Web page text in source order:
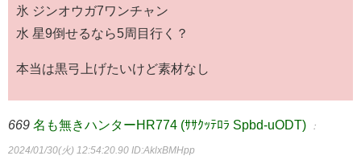
氷 ジンオウガ7ワンチャン
水 星9倒せるなら5周目行く？
本当は黒弓上げたいけど素材なし
669 名も無きハンターHR774 (ｻｻｸｯﾃﾛﾗ Spbd-uODT) ：
2024/01/30(火) 12:54:20.90 ID:AklxBMHpp